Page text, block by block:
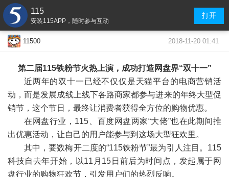
115
安装115APP，随时参与互动
打开
11500 2018-11-20 01:41
第二届115铁粉节火热上演，成功打造网盘界“双十一”
近两年的双十一已经不仅仅是天猫平台的电商营销活
动，而是发展成线上线下各路商家都参与进来的年终大型促
销节，这个节日，最终让消费者获得全方位的购物优惠。
在网盘行业，115、百度网盘两家“大佬”也在此期间推
出优惠活动，让自己的用户能参与到这场大型狂欢里。
其中，要数梅开二度的“115铁粉节”最为引人注目。115
科技自去年开始，以11月15日前后为时间点，发起属于网
盘行业的购物狂欢节，引发用户们的热烈反响。